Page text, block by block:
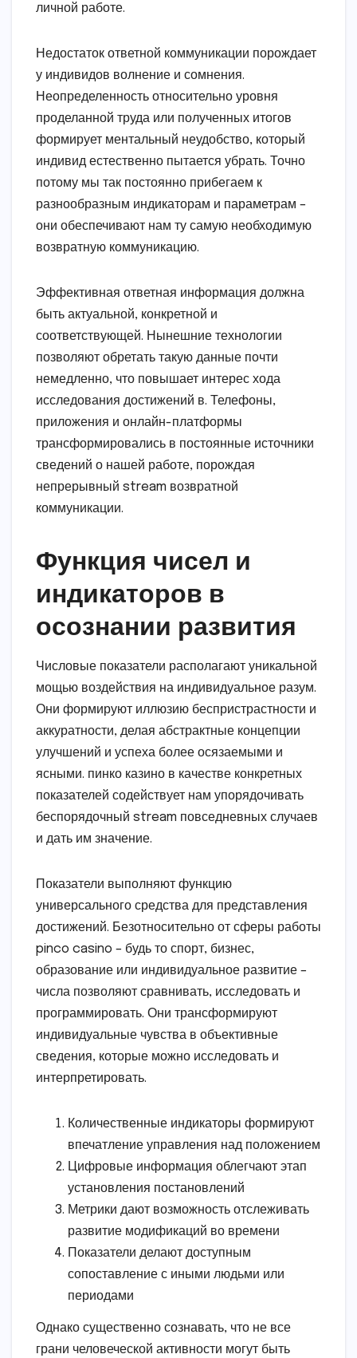
личной работе.
Недостаток ответной коммуникации порождает
у индивидов волнение и сомнения.
Неопределенность относительно уровня
проделанной труда или полученных итогов
формирует ментальный неудобство, который
индивид естественно пытается убрать. Точно
потому мы так постоянно прибегаем к
разнообразным индикаторам и параметрам –
они обеспечивают нам ту самую необходимую
возвратную коммуникацию.
Эффективная ответная информация должна
быть актуальной, конкретной и
соответствующей. Нынешние технологии
позволяют обретать такую данные почти
немедленно, что повышает интерес хода
исследования достижений в. Телефоны,
приложения и онлайн-платформы
трансформировались в постоянные источники
сведений о нашей работе, порождая
непрерывный stream возвратной
коммуникации.
Функция чисел и
индикаторов в
осознании развития
Числовые показатели располагают уникальной
мощью воздействия на индивидуальное разум.
Они формируют иллюзию беспристрастности и
аккуратности, делая абстрактные концепции
улучшений и успеха более осязаемыми и
ясными. пинко казино в качестве конкретных
показателей содействует нам упорядочивать
беспорядочный stream повседневных случаев
и дать им значение.
Показатели выполняют функцию
универсального средства для представления
достижений. Безотносительно от сферы работы
pinco casino – будь то спорт, бизнес,
образование или индивидуальное развитие –
числа позволяют сравнивать, исследовать и
программировать. Они трансформируют
индивидуальные чувства в объективные
сведения, которые можно исследовать и
интерпретировать.
Количественные индикаторы формируют
впечатление управления над положением
Цифровые информация облегчают этап
установления постановлений
Метрики дают возможность отслеживать
развитие модификаций во времени
Показатели делают доступным
сопоставление с иными людьми или
периодами
Однако существенно сознавать, что не все
грани человеческой активности могут быть